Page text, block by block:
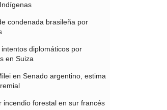
condenada brasileña por
diplomáticos por
en Suiza
en Senado argentino, estima
incendio forestal en sur francés